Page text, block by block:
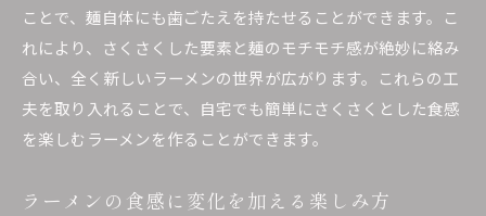
ことで、麺自体にも歯ごたえを持たせることができます。こ
れにより、さくさくした要素と麺のモチモチ感が絶妙に絡み
合い、全く新しいラーメンの世界が広がります。これらの工
夫を取り入れることで、自宅でも簡単にさくさくとした食感
を楽しむラーメンを作ることができます。
ラーメンの食感に変化を加える楽しみ方